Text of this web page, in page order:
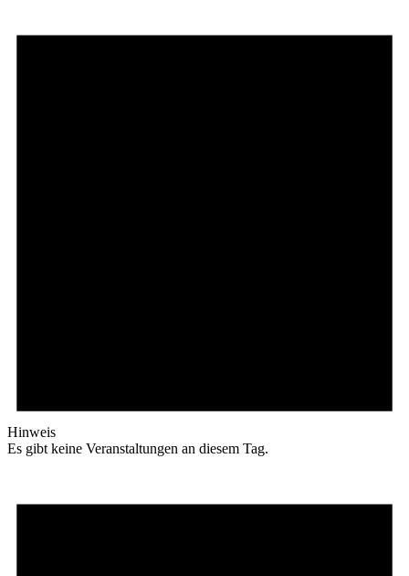
Hinweis
Es gibt keine Veranstaltungen an diesem Tag.